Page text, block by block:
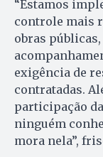
“Estamos
controle mais
obras
exigência de
contratadas.
participação
ninguém
mora nela”,